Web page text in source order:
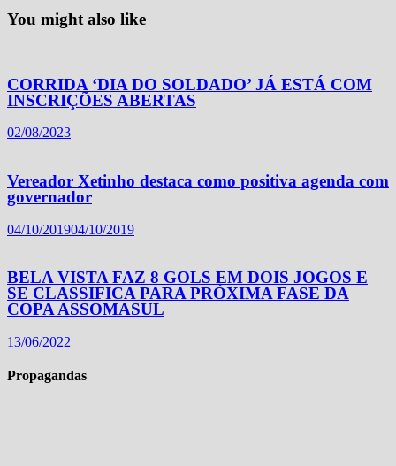
You might also like
CORRIDA ‘DIA DO SOLDADO’ JÁ ESTÁ COM
INSCRIÇÕES ABERTAS
02/08/2023
Vereador Xetinho destaca como positiva agenda com
governador
04/10/201904/10/2019
BELA VISTA FAZ 8 GOLS EM DOIS JOGOS E
SE CLASSIFICA PARA PRÓXIMA FASE DA
COPA ASSOMASUL
13/06/2022
Propagandas